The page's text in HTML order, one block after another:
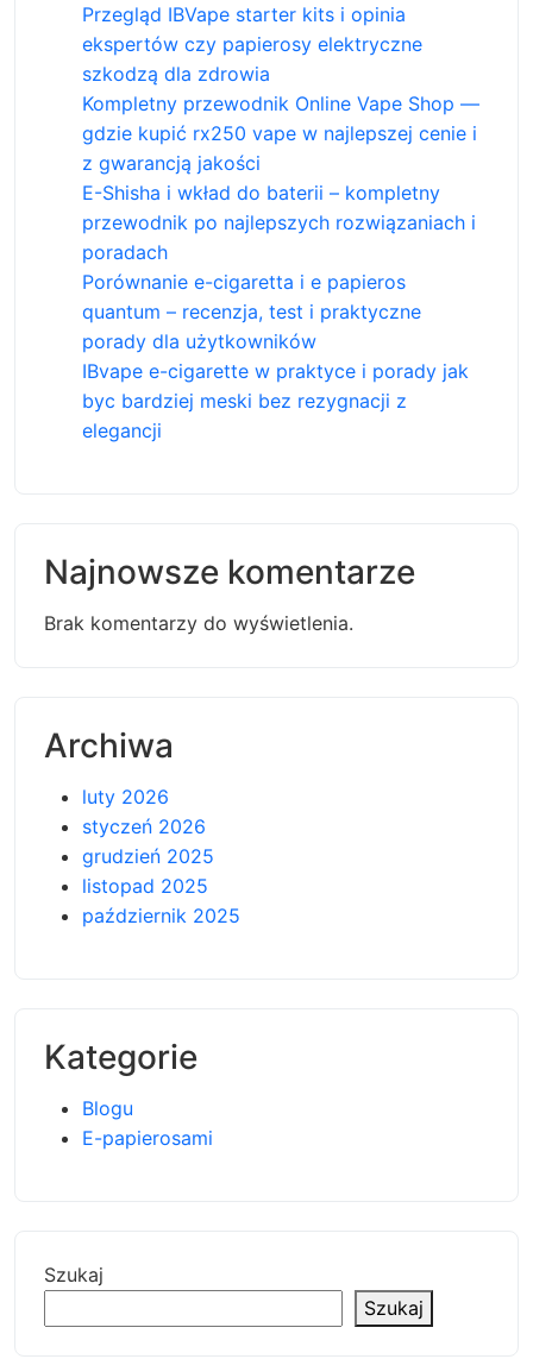
Przegląd IBVape starter kits i opinia
ekspertów czy papierosy elektryczne
szkodzą dla zdrowia
Kompletny przewodnik Online Vape Shop —
gdzie kupić rx250 vape w najlepszej cenie i
z gwarancją jakości
E-Shisha i wkład do baterii – kompletny
przewodnik po najlepszych rozwiązaniach i
poradach
Porównanie e-cigaretta i e papieros
quantum – recenzja, test i praktyczne
porady dla użytkowników
IBvape e-cigarette w praktyce i porady jak
byc bardziej meski bez rezygnacji z
elegancji
Najnowsze komentarze
Brak komentarzy do wyświetlenia.
Archiwa
luty 2026
styczeń 2026
grudzień 2025
listopad 2025
październik 2025
Kategorie
Blogu
E-papierosami
Szukaj
Szukaj